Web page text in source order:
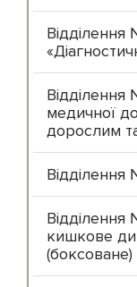
Відділення
Відділення
медичної
дорослим
кишкове
(боксоване)